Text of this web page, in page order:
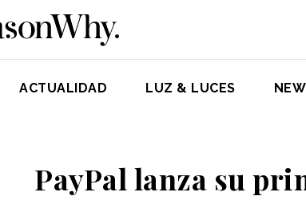
ACTUALIDAD LUZ & LUCES
PayPal lanza su